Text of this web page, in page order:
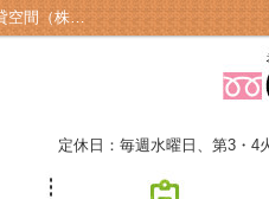
住みたい駅周辺のお部屋を探すなら押熊、高の原の情報が満載の奈良ひとり暮らし！｜賃貸空間（株）A-SPACE奈良市の学生向け賃貸
定休日：毎週水曜日、第3・4